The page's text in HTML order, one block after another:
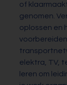
of
genomen.
oplossen en
elektra, TV,
leren om